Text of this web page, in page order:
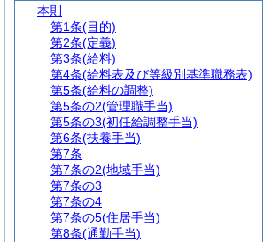
本則
第1条(目的)
第2条(定義)
第3条(給料)
第4条(給料表及び等級別基準職務表)
第5条(給料の調整)
第5条の2(管理職手当)
第5条の3(初任給調整手当)
第6条(扶養手当)
第7条
第7条の2(地域手当)
第7条の3
第7条の4
第7条の5(住居手当)
第8条(通勤手当)